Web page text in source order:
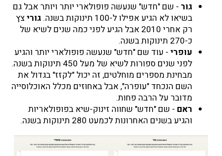
גור - שם "חדש" שנעשה פופולארי יותר ויותר אבל גם
בשיאו לא הגיע אפילו ל-100 תינוקות בשנה.
גוריצץ
רק אחרי 2010 אבל הגיע לפני כמה שנים לשיא של
כ-270 תינוקות בשנה.
עופרי - עוד שם "חדש" שנעשה פופולארי יותר והגיע
לפני שנים ספורות לשיא של מעל 450 תינוקות בשנה.
מבחינת מספרים מוחלטים, זה יכול "לקזז" בגדול את
השם הנכחד "עופרה", אבל באחוזים מכלל האוכלוסייה
מדובר על הרבה פחות.
ראם - שם "חדש" שחווה זינוק-שיא בפופולאריות
והגיע בשנים האחרונות לכמעט 280 תינוקות בשנה.